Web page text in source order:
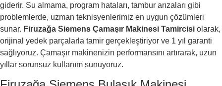
giderir. Su almama, program hataları, tambur arızaları gibi
problemlerde, uzman teknisyenlerimiz en uygun çözümleri
sunar. Firuzağa Siemens Çamaşır Makinesi Tamircisi olarak,
orijinal yedek parçalarla tamir gerçekleştiriyor ve 1 yıl garanti
sağlıyoruz. Çamaşır makinenizin performansını artırarak, uzun
yıllar sorunsuz kullanım sunuyoruz.